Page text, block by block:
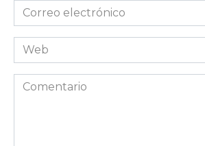
Correo
electrónico
Web
Comentario